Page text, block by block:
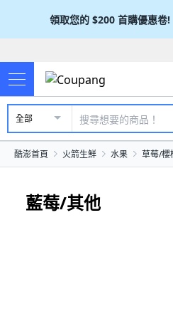
領取您的 $200 首購優惠卷!
全部
酷澎首頁 火箭生鮮 水果 草莓/櫻
藍莓/其他